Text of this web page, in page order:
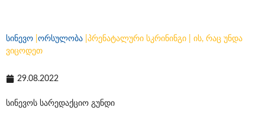
სინევო ორსულობა პრენატალური სკრინინგი | ის, რაც უნდა
ვიცოდეთ
29.08.2022
სინევოს სარედაქციო გუნდი